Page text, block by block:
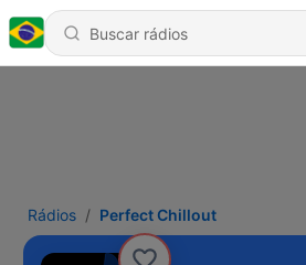
Rádios Perfect Chillout